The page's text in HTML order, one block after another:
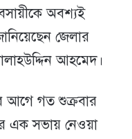
অবশ্যই
জেলার
আহমেদ।
আগে গত শুক্রবার
এক সভায় নেওয়া